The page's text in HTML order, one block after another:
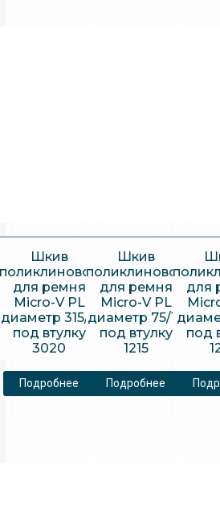
Шкив
для ремня
Micro-V PL
диаметр 315/8
под втулку
3020
Подробнее
Шкив
поликлиновой
для ремня
Micro-V PL
диаметр 75/12
под втулку
1215
Подробнее
для
под